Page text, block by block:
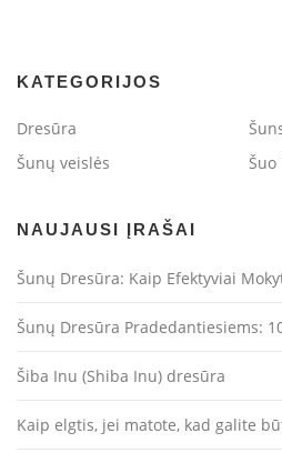
KATEGORIJOS
Dresūra
Šunų veislės
Šuo
NAUJAUSI ĮRAŠAI
Šunų Dresūra: Kaip Efektyviai
Šunų Dresūra Pradedantiesiems:
Šiba Inu (Shiba Inu) dresūra
Kaip elgtis, jei matote, kad galite